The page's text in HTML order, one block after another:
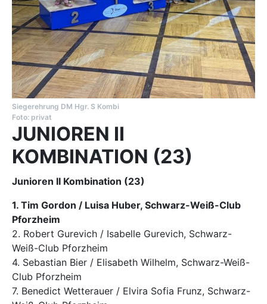
Siegerehrung DM Hgr. S Kombi
Foto: privat
JUNIOREN II
KOMBINATION (23)
Junioren II Kombination (23)
1. Tim Gordon / Luisa Huber, Schwarz-Weiß-Club
Pforzheim
2. Robert Gurevich / Isabelle Gurevich, Schwarz-
Weiß-Club Pforzheim
4. Sebastian Bier / Elisabeth Wilhelm, Schwarz-Weiß-
Club Pforzheim
7. Benedict Wetterauer / Elvira Sofia Frunz, Schwarz-